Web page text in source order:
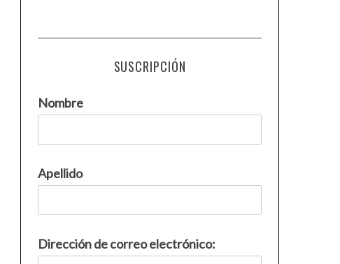
SUSCRIPCIÓN
Nombre
Apellido
Dirección de correo electrónico: